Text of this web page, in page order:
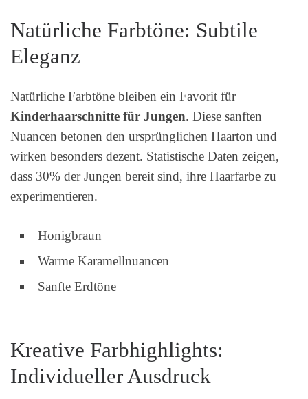
Natürliche Farbtöne: Subtile
Eleganz
Natürliche Farbtöne bleiben ein Favorit für
Kinderhaarschnitte für Jungen. Diese sanften
Nuancen betonen den ursprünglichen Haarton und
wirken besonders dezent. Statistische Daten zeigen,
dass 30% der Jungen bereit sind, ihre Haarfarbe zu
experimentieren.
Honigbraun
Warme Karamellnuancen
Sanfte Erdtöne
Kreative Farbhighlights:
Individueller Ausdruck